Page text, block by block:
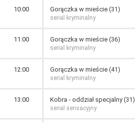
10:00 Gorączka w mieście (31)
serial kryminalny
11:00 Gorączka w mieście (36)
serial kryminalny
12:00 Gorączka w mieście (41)
serial kryminalny
13:00 Kobra - oddział specjalny (31)
serial sensacyjny